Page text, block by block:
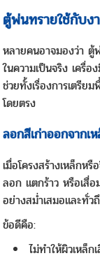
ตู้พ่นทรายใช้กับง
หลายคนอาจมองว่า
ในความเป็นจริง เครื่
ช่วยทั้งเรื่องการเตรี
โดยตรง
ลอกสีเก่าออกจากเ
เมื่อโครงสร้างเหล็กห
ลอก แตกร้าว หรือเสื่
อย่างสม่ำเสมอและทั่ว
ข้อดีคือ:
ไม่ทำให้ผิวเหล็ก